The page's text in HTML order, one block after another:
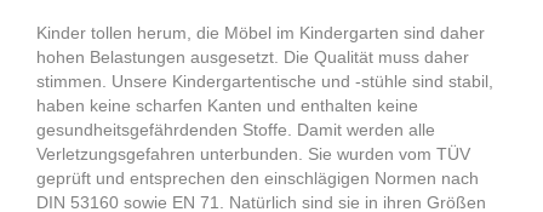
Kinder tollen herum, die Möbel im Kindergarten sind daher
hohen Belastungen ausgesetzt. Die Qualität muss daher
stimmen. Unsere Kindergartentische und -stühle sind stabil,
haben keine scharfen Kanten und enthalten keine
gesundheitsgefährdenden Stoffe. Damit werden alle
Verletzungsgefahren unterbunden. Sie wurden vom TÜV
geprüft und entsprechen den einschlägigen Normen nach
DIN 53160 sowie EN 71. Natürlich sind sie in ihren Größen